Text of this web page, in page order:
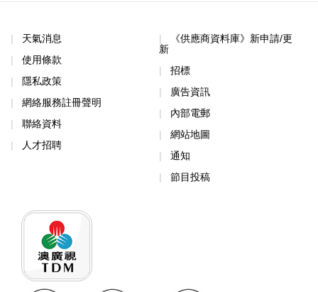
天氣消息
使用條款
隱私政策
網絡服務註冊聲明
聯絡資料
人才招聘
《供應商資料庫》新申請/更
新
招標
廣告資訊
內部電郵
網站地圖
通知
節目投稿